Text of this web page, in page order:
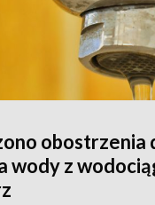
obostrzenia
wody z